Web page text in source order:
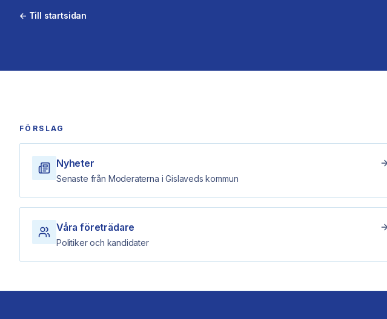
← Till startsidan
FÖRSLAG
Nyheter
Senaste från Moderaterna i Gislaveds kommun
Våra företrädare
Politiker och kandidater